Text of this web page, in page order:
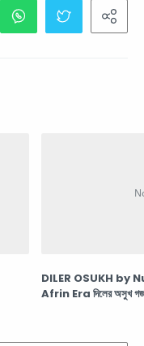
DILER OSUKH
Afrin Era দিলের অসুখ